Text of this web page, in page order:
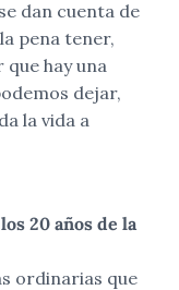
dan cuenta de
pena tener,
hay una
dejar,
la vida a
20 años de la
ordinarias que